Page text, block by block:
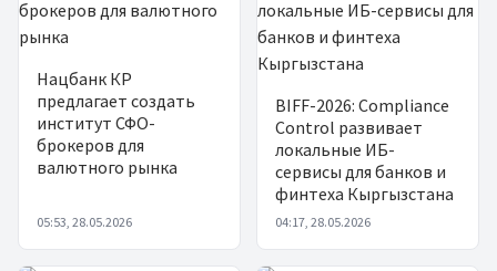
Нацбанк КР
предлагает создать
институт СФО-
брокеров для
валютного рынка
05:53, 28.05.2026
BIFF-2026: Compliance
Control развивает
локальные ИБ-
сервисы для банков и
финтеха Кыргызстана
04:17, 28.05.2026